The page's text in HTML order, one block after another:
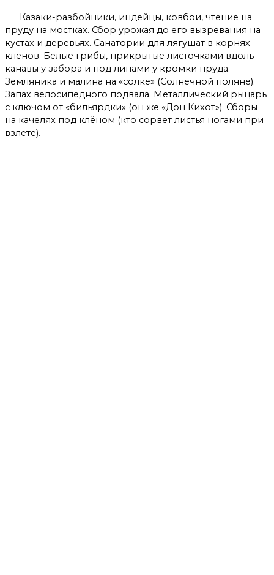
Казаки-разбойники, индейцы, ковбои, чтение на
пруду на мостках. Сбор урожая до его вызревания на
кустах и деревьях. Санатории для лягушат в корнях
кленов. Белые грибы, прикрытые листочками вдоль
канавы у забора и под липами у кромки пруда.
Земляника и малина на «солке» (Солнечной поляне).
Запах велосипедного подвала. Металлический рыцарь
с ключом от «бильярдки» (он же «Дон Кихот»). Сборы
на качелях под клёном (кто сорвет листья ногами при
взлете).